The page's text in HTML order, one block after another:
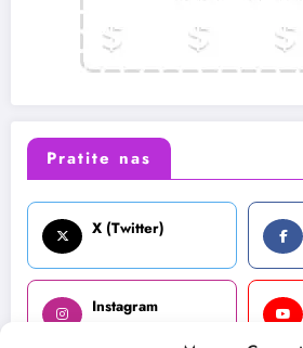
Pratite nas
X (Twitter)
Instagram